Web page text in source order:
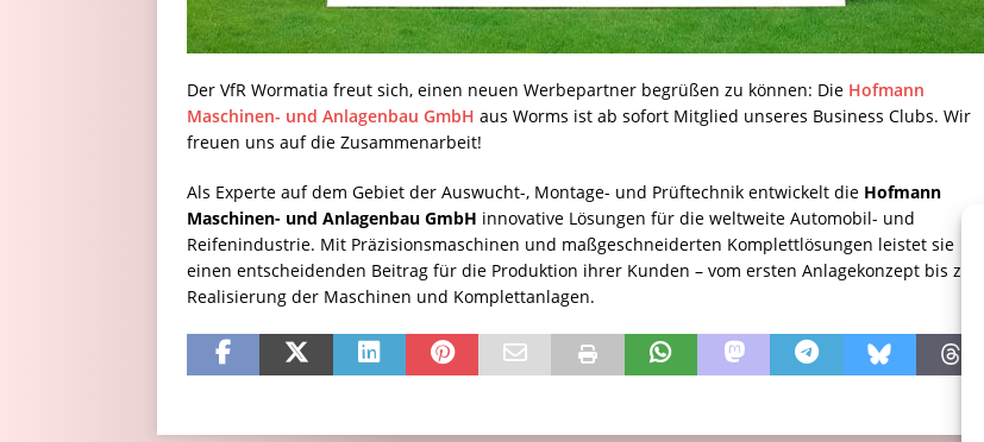
Der VfR Wormatia freut sich, einen neuen Werbepartner begrüßen zu können: Die Hofmann
Maschinen- und Anlagenbau GmbH aus Worms ist ab sofort Mitglied unseres Business Clubs. Wir
freuen uns auf die Zusammenarbeit!
Als Experte auf dem Gebiet der Auswucht-, Montage- und Prüftechnik entwickelt die Hofmann
Maschinen- und Anlagenbau GmbH innovative Lösungen für die weltweite Automobil- und
Reifenindustrie. Mit Präzisionsmaschinen und maßgeschneiderten Komplettlösungen leistet sie
einen entscheidenden Beitrag für die Produktion ihrer Kunden – vom ersten Anlagekonzept bis zur
Realisierung der Maschinen und Komplettanlagen.